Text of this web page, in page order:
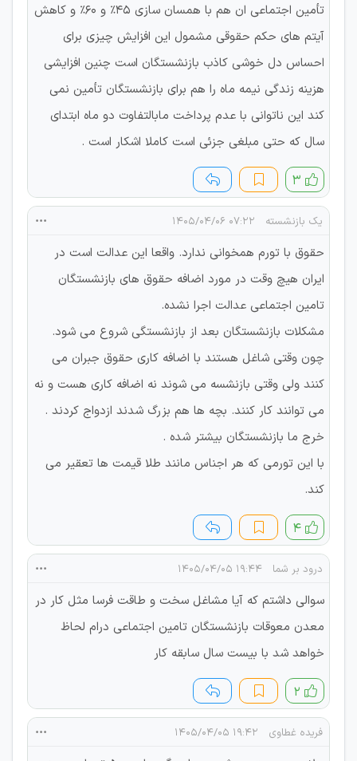
تأمین اجتماعی ان هم با همسان سازی ۴۵٪ و ۶۰٪ و کاهش
آیتم های حکم حقوقی مشمول این افزایش چیزی برای
احساس دل خوشی کاذب بازنشستگان است چنین افزایشی
هزینه زندگی نیمه ماه را هم برای بازنشستگان تأمین نمی
کند این ناتوانی با عدم پرداخت مابالتفاوت دو ماه ابتدای
سال که حتی مبلغی جزئی است کاملا اشکار است .
۳
یک بازنشسته ۰۷:۲۲ ۱۴۰۵/۰۴/۰۶
حقوق با تورم همخوانی ندارد. واقعا این عدالت است در
ایران هیچ وقت در مورد اضافه حقوق های بازنشستگان
تامین اجتماعی عدالت اجرا نشده.
مشکلات بازنشستگان بعد از بازنشستگی شروع می شود.
چون وقتی شاغل هستند با اضافه کاری حقوق جبران می
کنند ولی وقتی بازنشسه می شوند نه اضافه کاری هست و نه
می توانند کار کنند. بچه ها هم بزرگ شدند ازدواج کردند .
خرج ما بازنشستگان بیشتر شده .
با این تورمی که هر اجناس مانند طلا قیمت ها تعقیر می
کند.
۴
درود بر شما ۱۹:۴۴ ۱۴۰۵/۰۴/۰۵
سوالی داشتم که آیا مشاغل سخت و طاقت فرسا مثل کار در
معدن معوقات بازنشستگان تامین اجتماعی درام لحاظ
خواهد شد با بیست سال سابقه کار
۲
فریده غطاوی ۱۹:۴۲ ۱۴۰۵/۰۴/۰۵